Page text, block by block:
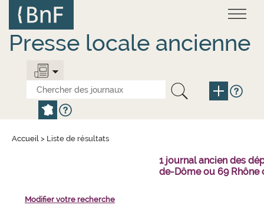
contenu
principal
Presse locale ancienne
Accueil > Liste de résultats
1 journal ancien des
de-Dôme ou 69 Rhône
Modifier votre recherche
Panneau de gestion des cookies